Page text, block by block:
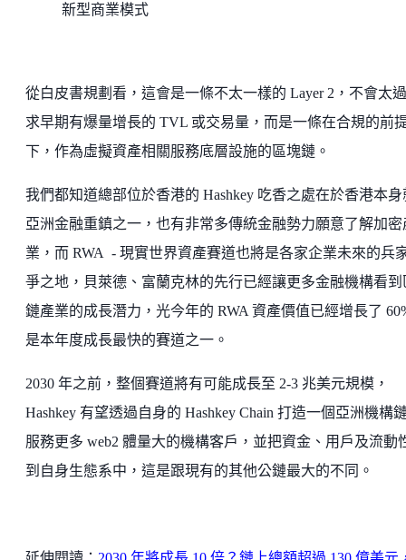
新型商業模式
從白皮書規劃看，這會是一條不太一樣的 Layer 2，不會太
求早期有爆量增長的 TVL 或交易量，而是一條在合規的前
下，作為虛擬資產相關服務底層設施的區塊鏈。
我們都知道總部位於香港的 Hashkey 吃香之處在於香港本身
亞洲金融重鎮之一，也有非常多傳統金融勢力願意了解加密
業，而 RWA - 現實世界資產賽道也將是各家企業未來的兵
爭之地，貝萊德、富蘭克林的先行已經讓更多金融機構看到
鏈產業的成長潛力，光今年的 RWA 資產價值已經增長了
是本年度成長最快的賽道之一。
2030 年之前，整個賽道將有可能成長至 2-3 兆美元規模，
Hashkey 有望透過自身的 Hashkey Chain 打造一個亞洲機構
服務更多 web2 體量大的機構客戶，並把資金、用戶及流動
到自身生態系中，這是跟現有的其他公鏈最大的不同。